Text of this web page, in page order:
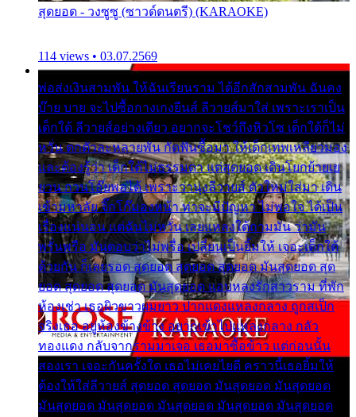
สุดยอด - วงซูซู (ซาวด์ดนตรี) (KARAOKE)
114 views • 03.07.2569
พ่อส่งเงินสามพัน ให้ฉันเรียนราม ได้อีกสักสามพัน ฉันคง
บ๊าย บาย จะไปซื้อกางเกงยีนส์ ลีวายส์มาใส่ เพราะเราเป็น
เด็กใต้ ลีวายส์อย่างเดียว อยากจะโชว์ถึงหิวโซ เด็กใต้ก็ไม่
หวั่น ตกตัวละหลายพัน กัดฟันซื้อมา ให้เด็กเทพเหลียวมอง
และต้องรู้ว่า เด็กใต้ไม่ธรรมดา แต่สุดยอด เดินโยกย้ายเย
ยวน กวนโอ๊ยพอได้ เพราะว่านุ่งลีวายส์ ตัวใหม่ใส่มา เดิน
เข้ามหาลัย จิ๊กโก๊มองหน้า ท่าจะมีปัญหา ไม่พอใจ ได้เป็น
เรื่องแน่นอน แต่ฉันไม่หวั่น เลยแหลงใต้ถามมัน ว่ามัน
พรั่นพรือ มันตอบว่าไม่พรื่อ เปลี่ยนเป็นยิ้มให้ เจอะเด็กใต้
ด้วยกัน ก็เลยรอด สุดยอด สุดยอด สุดยอด มันสุดยอด สุด
ยอด สุดยอด สุดยอด มันสุดยอด แอบหลงรักสาวราม ที่พัก
ห้องเช่า เธอผิวขาวผมยาว ปากแดงแหลงกลาง ถูกสเป็ก
จริงเธอ อยู่ห้องข้างข้าง อยากเข้าไปแหลงกลาง กลัว
ทองแดง กลับจากรามมาเจอ เธอมาซื้อข้าว แต่ก่อนนั้น
สองเรา เจอะกันครั้งใด เธอไม่เคยไยดี คราวนี้เธอยิ้มให้
ต้องให้ใส่ลีวายส์ สุดยอด สุดยอด มันสุดยอด มันสุดยอด
มันสุดยอด มันสุดยอด มันสุดยอด มันสุดยอด มันสุดยอด